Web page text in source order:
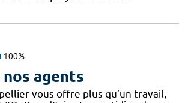
100%
agents
vous offre plus qu’un travail,